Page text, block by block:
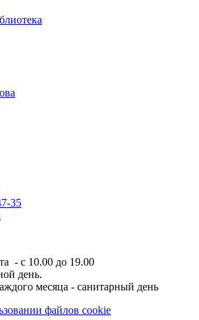
35
- с 10.00 до 19.00
день.
месяца - санитарный день
файлов cookie